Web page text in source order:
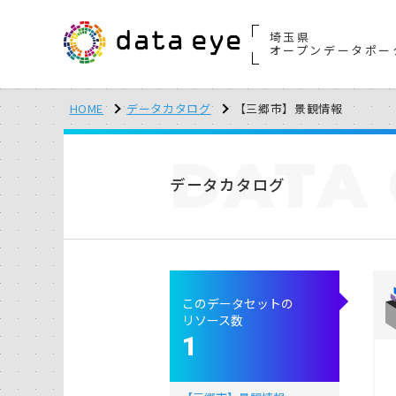
埼玉県
オープンデータポー
HOME データカタログ 【三郷市】景観情報
データカタログ
DATA
このデータセットの
リソース数
1